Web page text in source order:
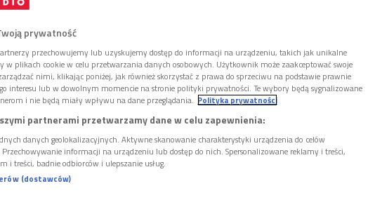
audycji "Męskie gotowanie" studio
Jurek Sobieniak, a że tematem była
nie zabrakło barwnych opowieści i
lizać".
prywatność
przechowujemy lub uzyskujemy dostęp do informacji na urządzeniu, takich jak unikalne
w plikach cookie w celu przetwarzania danych osobowych. Użytkownik może zaakceptować swoje
nimi, klikając poniżej, jak również skorzystać z prawa do sprzeciwu na podstawie prawnie
interesu lub w dowolnym momencie na stronie polityki prywatności. Te wybory będą sygnalizowane
i nie będą miały wpływu na dane przeglądania. Polityka prywatności
partnerami przetwarzamy dane w celu zapewnienia:
danych geolokalizacyjnych. Aktywne skanowanie charakterystyki urządzenia do celów
informacji na urządzeniu lub dostęp do nich. Spersonalizowane reklamy i treści,
i treści, badnie odbiorców i ulepszanie usług.
(dostawców)